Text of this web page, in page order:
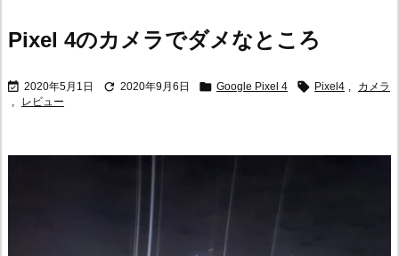
Pixel 4のカメラでダメなところ
 2020年5月1日  2020年9月6日  Google Pixel 4  Pixel4
カメラ
レビュー